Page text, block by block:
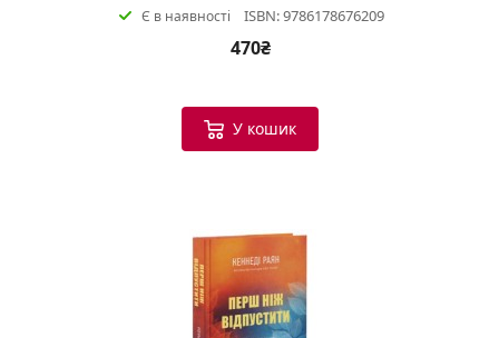
Є в наявності ISBN: 9786178676209
470₴
У кошик